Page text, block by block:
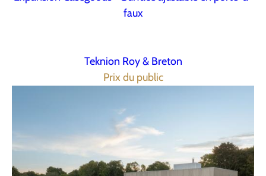
faux
Teknion Roy & Breton
Prix du public